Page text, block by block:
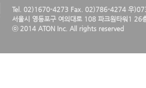
Tel. 02)1670-4273 Fax. 02)786-4274 우
서울시 영등포구 여의대로 108 파크원타워1 26
ⓒ 2014 ATON Inc. All rights reserved